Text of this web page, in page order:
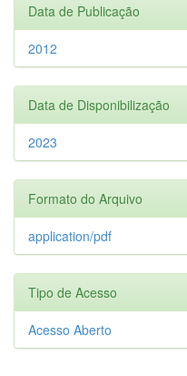
Data de Publicação
2012
Data de Disponibilização
2023
Formato do Arquivo
application/pdf
Tipo de Acesso
Acesso Aberto